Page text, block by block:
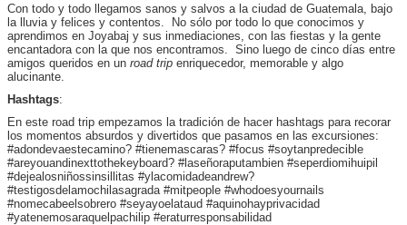
Con todo y todo llegamos sanos y salvos a la ciudad de Guatemala, bajo
la lluvia y felices y contentos. No sólo por todo lo que conocimos y
aprendimos en Joyabaj y sus inmediaciones, con las fiestas y la gente
encantadora con la que nos encontramos. Sino luego de cinco días entre
amigos queridos en un road trip enriquecedor, memorable y algo
alucinante.
Hashtags:
En este road trip empezamos la tradición de hacer hashtags para recorar
los momentos absurdos y divertidos que pasamos en las excursiones:
#adondevaestecamino? #tienemascaras? #focus #soytanpredecible
#areyouandinexttothekeyboard? #laseñoraputambien #seperdiomihuipil
#dejealosniñossinsillitas #ylacomidadeandrew?
#testigosdelamochilasagrada #mitpeople #whodoesyournails
#nomecabeelsobrero #seyayoelataud #aquinohayprivacidad
#yatenemosaraquelpachilip #eraturresponsabilidad